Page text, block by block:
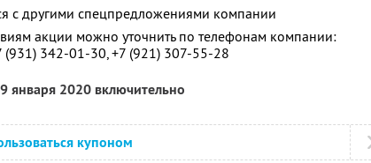
с другими спецпредложениями компании
акции можно уточнить по телефонам компании:
(931) 342-01-30, +7 (921) 307-55-28
января 2020 включительно
купоном